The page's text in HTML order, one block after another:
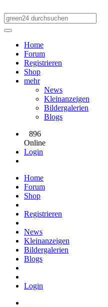
Home
Forum
Registrieren
Shop
mehr
News
Kleinanzeigen
Bildergalerien
Blogs
896
Online
Login
Home
Forum
Shop
Registrieren
News
Kleinanzeigen
Bildergalerien
Blogs
Login